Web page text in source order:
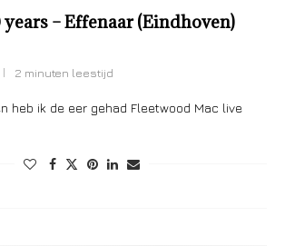
– Effenaar (Eindhoven)
2 minuten leestijd
heb ik de eer gehad Fleetwood Mac live